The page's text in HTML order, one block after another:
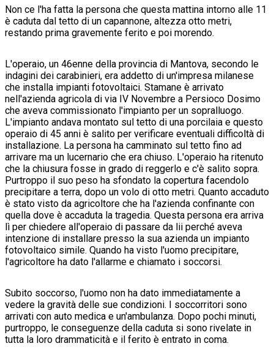
Non ce l'ha fatta la persona che questa mattina intorno alle 11
è caduta dal tetto di un capannone, altezza otto metri,
restando prima gravemente ferito e poi morendo.
L'operaio, un 46enne della provincia di Mantova, secondo le
indagini dei carabinieri, era addetto di un'impresa milanese
che installa impianti fotovoltaici. Stamane è arrivato
nell'azienda agricola di via IV Novembre a Persioco Dosimo
che aveva commissionato l'impianto per un sopralluogo.
L'impianto andava montato sul tetto di una porcilaia e questo
operaio di 45 anni è salito per verificare eventuali difficoltà di
installazione. La persona ha camminato sul tetto fino ad
arrivare ma un lucernario che era chiuso. L'operaio ha ritenuto
che la chiusura fosse in grado di reggerlo e c'è salito sopra.
Purtroppo il suo peso ha sfondato la copertura facendolo
precipitare a terra, dopo un volo di otto metri. Quanto accaduto
è stato visto da agricoltore che ha l'azienda confinante con
quella dove è accaduta la tragedia. Questa persona era arriva
lì per chiedere all'operaio di passare da lii perché aveva
intenzione di installare presso la sua azienda un impianto
fotovoltaico simile. Quando ha visto l'uomo precipitare,
l'agricoltore ha dato l'allarme e chiamato i soccorsi.
Subito soccorso, l'uomo non ha dato immediatamente a
vedere la gravità delle sue condizioni. I soccorritori sono
arrivati con auto medica e un'ambulanza. Dopo pochi minuti,
purtroppo, le conseguenze della caduta si sono rivelate in
tutta la loro drammaticità e il ferito è entrato in coma.